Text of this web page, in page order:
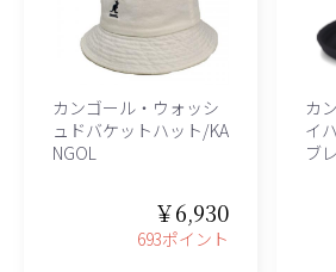
カンゴール・ウォッシ
ュドバケットハット/KA
NGOL
￥6,930
693ポイント
カ
イ
ブ